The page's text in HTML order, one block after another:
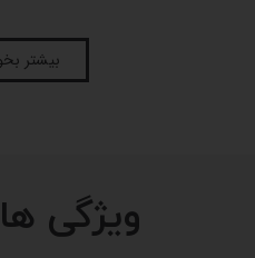
بیشتر
ویژگی ها